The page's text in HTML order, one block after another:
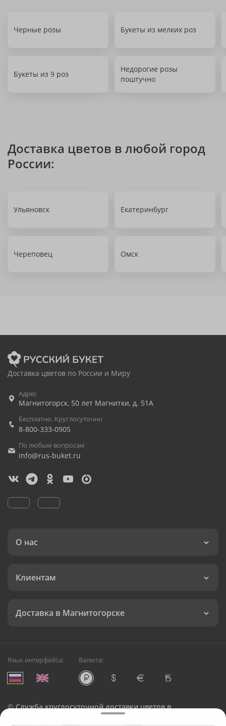
Черные розы Букеты из мелких роз
Букеты из 9 роз
Недорогие розы
поштучно
Доставка цветов в любой город
России:
Ульяновск Екатеринбург
Череповец Омск
Доставка цветов по России и Миру
Адрес
Магнитогорск, 50 лет Магнитки, д. 51А
Бесплатно. Круглосуточно
8-800-333-0905
По любым вопросам
info@rus-buket.ru
О нас
Клиентам
Доставка в Магнитогорске
Язык интерфейса: Валюта:
©Служба круглосуточной доставки цветов в